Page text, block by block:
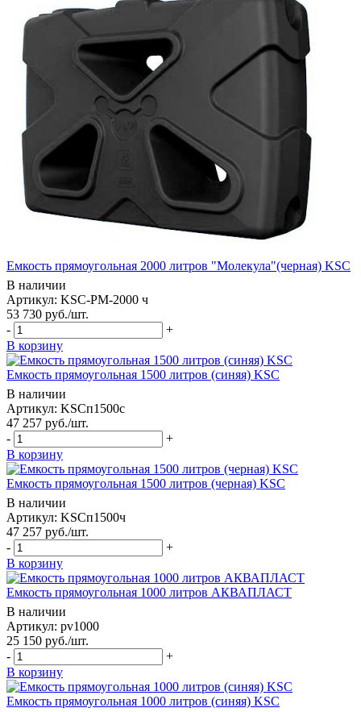
Емкость прямоугольная 2000 литров "Молекула"(черная) KSC
В наличии
Артикул: KSC-PM-2000 ч
53 730 руб./шт.
-
+
В корзину
Емкость прямоугольная 1500 литров (синяя) KSC
В наличии
Артикул: KSCп1500с
47 257 руб./шт.
-
+
В корзину
Емкость прямоугольная 1500 литров (черная) KSC
В наличии
Артикул: KSCп1500ч
47 257 руб./шт.
-
+
В корзину
Емкость прямоугольная 1000 литров АКВАПЛАСТ
В наличии
Артикул: pv1000
25 150 руб./шт.
-
+
В корзину
Емкость прямоугольная 1000 литров (синяя) KSC